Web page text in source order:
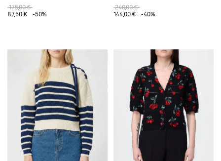
175,00 €
87,50 €
-50%
240,00 €
144,00 €
-40%